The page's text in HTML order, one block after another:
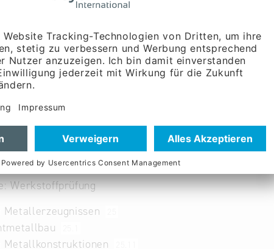
(Fräsen, Drehen, Drehfräsen, Erodieren) von
aus Nickelbasislegierungen u.a.
und Montage für Metallbaugruppen der Luft- und
& Satellitennavigation :
& Satellitennavigation : Luftfahrzeug-
& Satellitennavigation : Luftfahrzeug-
Verschiedene Oberflächentechniken
Werkstoffprüfung
Metallkonstruktionen